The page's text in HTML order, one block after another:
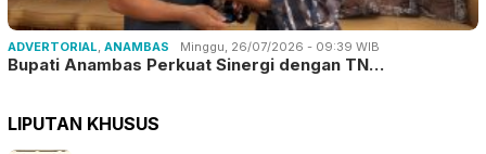
ADVERTORIAL, ANAMBAS Minggu, 26/07/2026 - 09:39 WIB
Bupati Anambas Perkuat Sinergi dengan TN…
LIPUTAN KHUSUS